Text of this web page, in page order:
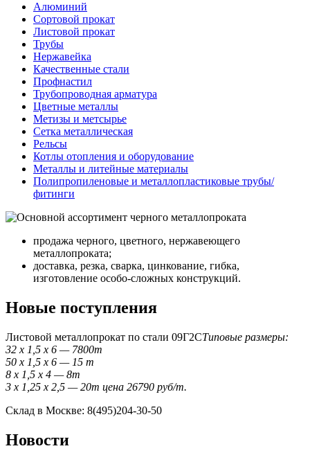
Алюминий
Сортовой прокат
Листовой прокат
Трубы
Нержавейка
Качественные стали
Профнастил
Трубопроводная арматура
Цветные металлы
Метизы и метсырье
Сетка металлическая
Рельсы
Котлы отопления и оборудование
Металлы и литейные материалы
Полипропиленовые и металлопластиковые трубы/
фитинги
продажа черного, цветного, нержавеющего
металлопроката;
доставка, резка, сварка, цинкование, гибка,
изготовление особо-сложных конструкций.
Новые поступления
Листовой металлопрокат по стали 09Г2СТиповые размеры:
32 x 1,5 x 6 — 7800т
50 x 1,5 x 6 — 15 т
8 x 1,5 x 4 — 8т
3 x 1,25 x 2,5 — 20т цена 26790 руб/т.
Склад в Москве: 8(495)204-30-50
Новости